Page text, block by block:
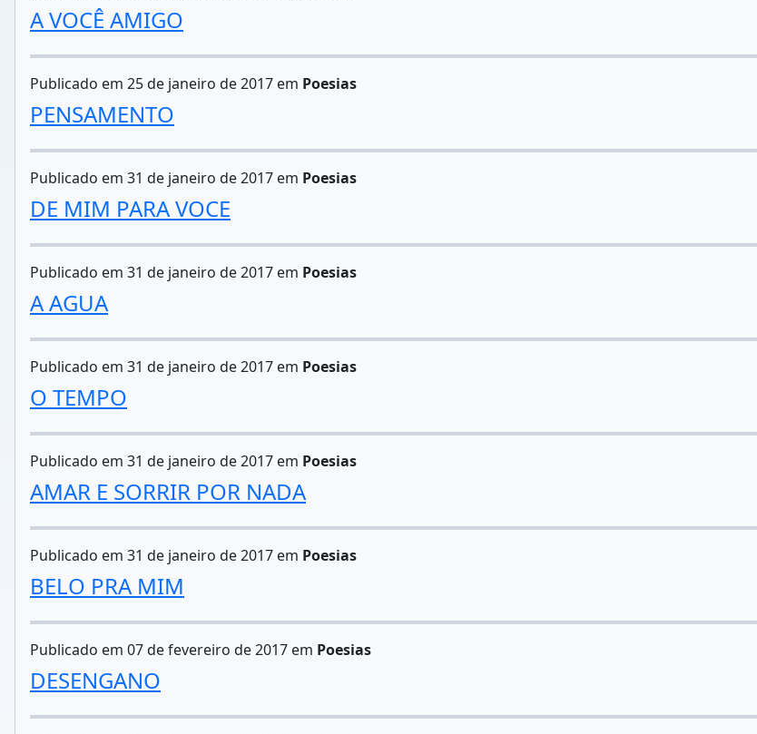
A VOCÊ AMIGO
Publicado em 25 de janeiro de 2017 em Poesias
PENSAMENTO
Publicado em 31 de janeiro de 2017 em Poesias
DE MIM PARA VOCE
Publicado em 31 de janeiro de 2017 em Poesias
A AGUA
Publicado em 31 de janeiro de 2017 em Poesias
O TEMPO
Publicado em 31 de janeiro de 2017 em Poesias
AMAR E SORRIR POR NADA
Publicado em 31 de janeiro de 2017 em Poesias
BELO PRA MIM
Publicado em 07 de fevereiro de 2017 em Poesias
DESENGANO